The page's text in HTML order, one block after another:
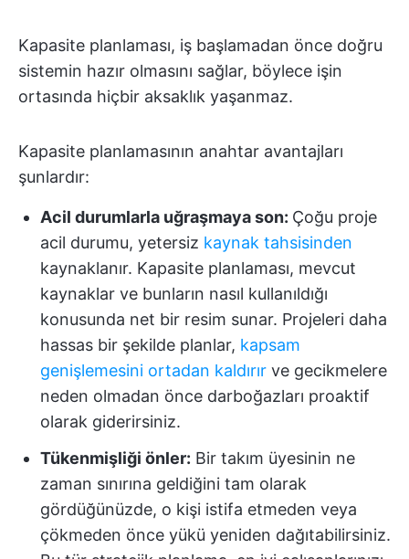
Kapasite planlaması, iş başlamadan önce doğru
sistemin hazır olmasını sağlar, böylece işin
ortasında hiçbir aksaklık yaşanmaz.
Kapasite planlamasının anahtar avantajları
şunlardır:
Acil durumlarla uğraşmaya son: Çoğu proje
acil durumu, yetersiz kaynak tahsisinden
kaynaklanır. Kapasite planlaması, mevcut
kaynaklar ve bunların nasıl kullanıldığı
konusunda net bir resim sunar. Projeleri daha
hassas bir şekilde planlar, kapsam
genişlemesini ortadan kaldırır ve gecikmelere
neden olmadan önce darboğazları proaktif
olarak giderirsiniz.
Tükenmişliği önler: Bir takım üyesinin ne
zaman sınırına geldiğini tam olarak
gördüğünüzde, o kişi istifa etmeden veya
çökmeden önce yükü yeniden dağıtabilirsiniz.